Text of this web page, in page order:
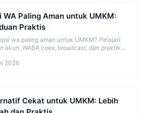
WA Paling Aman untuk UMKM:
Praktis
wa paling aman untuk UMKM? Pelajari
akun, WABA coex, broadcast, dan praktik
2026
Cekat untuk UMKM: Lebih